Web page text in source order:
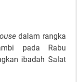
dalam rangka
pada Rabu
ibadah Salat